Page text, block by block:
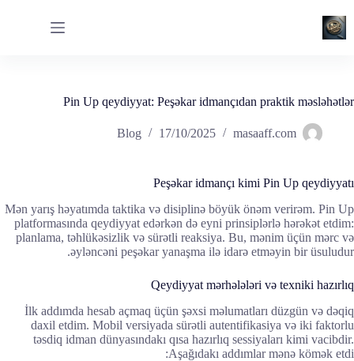
إلى
المحتوى
Pin Up qeydiyyat: Peşəkar idmançıdan praktik məsləhətlər
masaaff.com
17/10/2025
Blog
Peşəkar idmançı kimi Pin Up qeydiyyatı
Mən yarış həyatımda taktika və disiplinə böyük önəm verirəm. Pin Up
platformasında qeydiyyat edərkən də eyni prinsiplərlə hərəkət etdim:
planlama, təhlükəsizlik və sürətli reaksiya. Bu, mənim üçün mərc və
əyləncəni peşəkar yanaşma ilə idarə etməyin bir üsuludur.
Qeydiyyat mərhələləri və texniki hazırlıq
İlk addımda hesab açmaq üçün şəxsi məlumatları düzgün və dəqiq
daxil etdim. Mobil versiyada sürətli autentifikasiya və iki faktorlu
təsdiq idman dünyasındakı qısa hazırlıq sessiyaları kimi vacibdir.
Aşağıdakı addımlar mənə kömək etdi: